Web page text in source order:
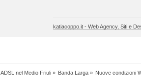
katiacoppo.it - Web Agency, Siti e
ADSL nel Medio Friuli» Banda Larga» Nuove condizioni